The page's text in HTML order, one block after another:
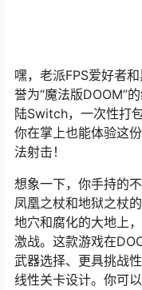
嘿，老派FPS爱好者
誉为“魔法版DOOM”
陆Switch，一次性打
你在掌上也能体验这
法射击！
想象一下，你手持的
凤凰之杖和地狱之杖
地穴和腐化的大地上
激战。这款游戏在
武器选择、更具挑战
线性关卡设计。你可